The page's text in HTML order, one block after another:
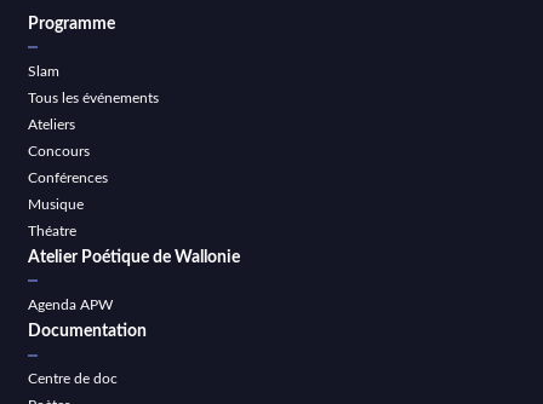
Programme
Slam
Tous les événements
Ateliers
Concours
Conférences
Musique
Théatre
Atelier Poétique de Wallonie
Agenda APW
Documentation
Centre de doc